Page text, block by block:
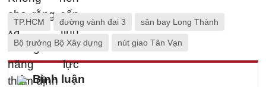
TP.HCM đường vành đai 3 sân bay Long Thành
Bộ trưởng Bộ Xây dựng nút giao Tân Vạn
Bình luận